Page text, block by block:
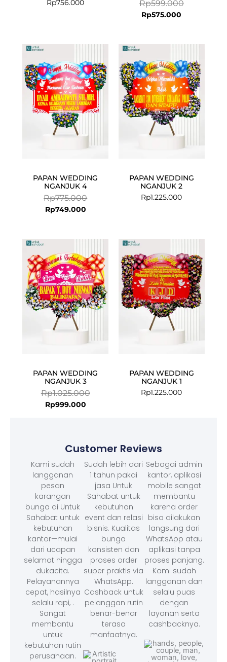
Rp756.000 Rp599.000
Rp575.000
PAPAN WEDDING
NGANJUK 4
Rp775.000
price
was:
Rp775.000.
Rp749.000
price
is:
Rp749.000.
PAPAN WEDDING
NGANJUK 2
Rp1.225.000
PAPAN WEDDING
NGANJUK 3
Rp1.025.000
price
was:
Rp1.025.000.
Rp999.000
price
is:
Rp999.000.
PAPAN WEDDING
NGANJUK 1
Rp1.225.000
Customer Reviews
Kami sudah
langganan
pesan
karangan
bunga di Untuk
Sahabat untuk
kebutuhan
kantor—mulai
dari ucapan
selamat hingga
dukacita.
Pelayanannya
cepat, hasilnya
selalu rapi, .
Sangat
membantu
untuk
kebutuhan rutin
perusahaan.
Sudah lebih dari
1 tahun pakai
jasa Untuk
Sahabat untuk
kebutuhan
event dan relasi
bisnis. Kualitas
bunga
konsisten dan
proses order
super praktis via
WhatsApp.
Cashback untuk
pelanggan rutin
benar-benar
terasa
manfaatnya.
Sebagai admin
kantor, aplikasi
mobile sangat
membantu
karena order
bisa dilakukan
langsung dari
WhatsApp atau
aplikasi tanpa
proses panjang.
Kami sudah
langganan dan
selalu puas
dengan
layanan serta
cashbacknya.